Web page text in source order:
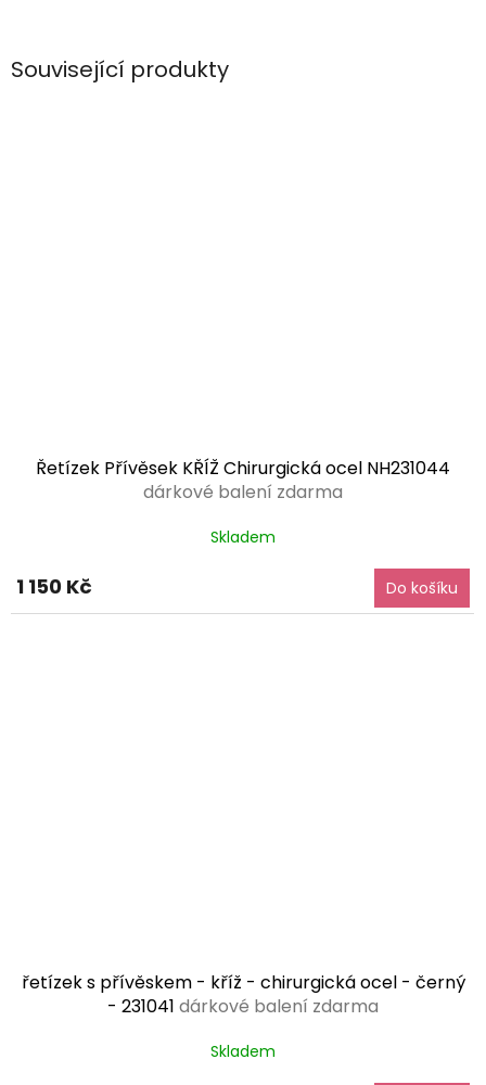
Související produkty
Řetízek Přívěsek KŘÍŽ Chirurgická ocel NH231044
dárkové balení zdarma
Skladem
1 150 Kč Do košíku
řetízek s přívěskem - kříž - chirurgická ocel - černý
- 231041 dárkové balení zdarma
Skladem